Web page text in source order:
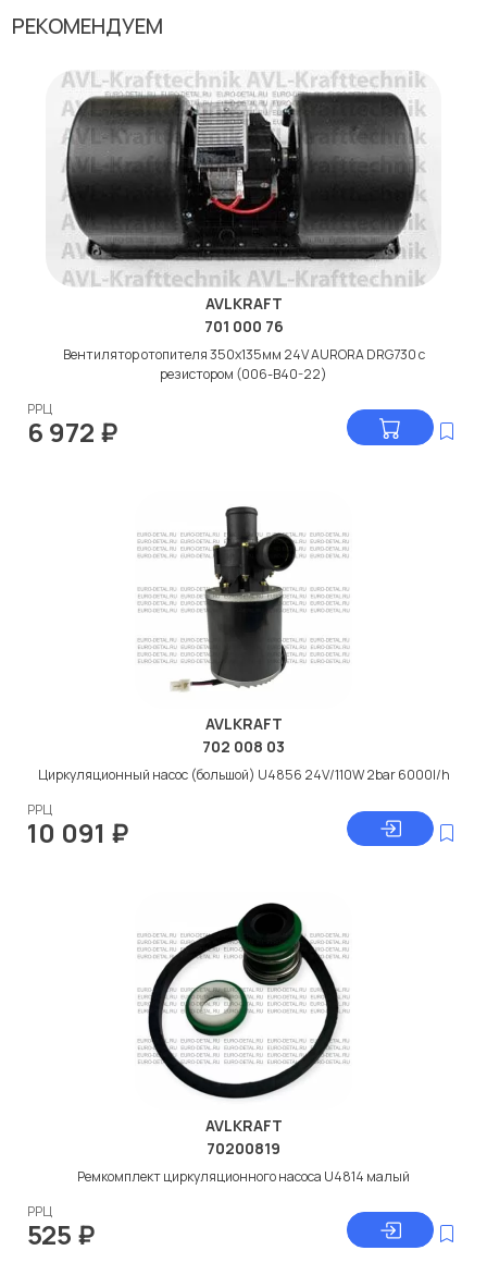
РЕКОМЕНДУЕМ
AVLKRAFT
701 000 76
Вентилятор отопителя 350x135мм 24V AURORA DRG730 с
резистором (006-B40-22)
РРЦ
6 972 ₽
AVLKRAFT
702 008 03
Циркуляционный насос (большой) U4856 24V/110W 2bar 6000l/h
РРЦ
10 091 ₽
AVLKRAFT
70200819
Ремкомплект циркуляционного насоса U4814 малый
РРЦ
525 ₽